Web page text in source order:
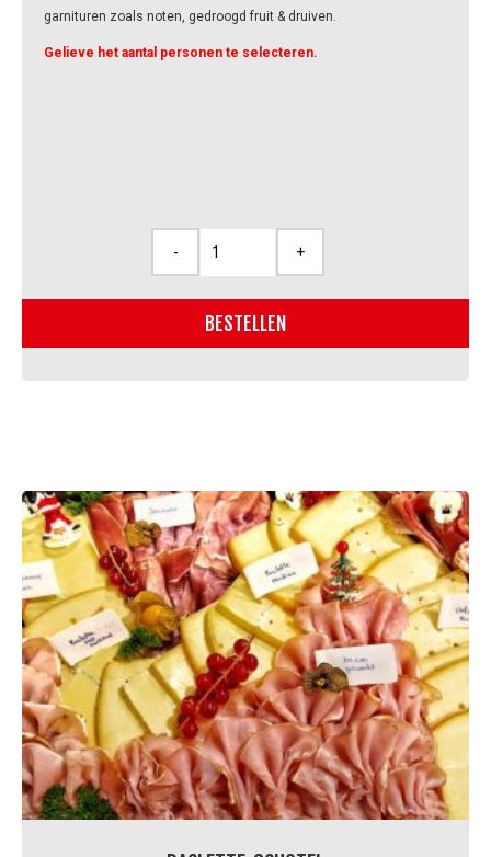
garnituren zoals noten, gedroogd fruit & druiven.
Gelieve het aantal personen te selecteren.
Kaasschotel
- +
BESTELLEN